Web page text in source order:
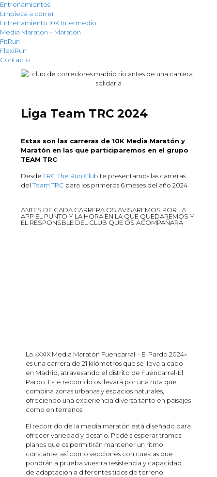
Entrenamientos
Empieza a correr
Entrenamiento 10K Intermedio
Media Maratón – Maratón
FitRun
FlexiRun
Contacto
Liga Team TRC 2024
Estas son las carreras de 10K Media Maratón y
Maratón en las que participaremos en el grupo
TEAM TRC
DesdeTRC The Run Club te presentamos las carreras
delTeam TRC para los primeros 6 meses del año 2024
ANTES DE CADA CARRERA OS AVISAREMOS POR LA
APP EL PUNTO Y LA HORA EN LA QUE QUEDAREMOS Y
EL RESPONSBLE DEL CLUB QUE OS ACOMPAÑARÁ
La «XXIX Media Maratón Fuencarral – El Pardo 2024»
es una carrera de 21 kilómetros que se lleva a cabo
en Madrid, atravesando el distrito de Fuencarral-El
Pardo. Este recorrido os llevará por una ruta que
combina zonas urbanas y espacios naturales,
ofreciendo una experiencia diversa tanto en paisajes
como en terrenos.
El recorrido de la media maratón está diseñado para
ofrecer variedad y desafío. Podéis esperar tramos
planos que os permitirán mantener un ritmo
constante, así como secciones con cuestas que
pondrán a prueba vuestra resistencia y capacidad
de adaptación a diferentes tipos de terreno.